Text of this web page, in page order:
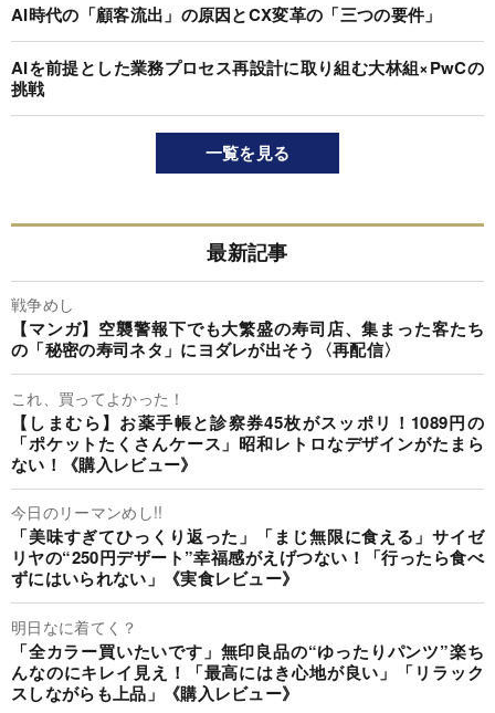
AI時代の「顧客流出」の原因とCX変革の「三つの要件」
AIを前提とした業務プロセス再設計に取り組む大林組×PwCの
挑戦
一覧を見る
最新記事
戦争めし
【マンガ】空襲警報下でも大繁盛の寿司店、集まった客たち
の「秘密の寿司ネタ」にヨダレが出そう〈再配信〉
これ、買ってよかった！
【しまむら】お薬手帳と診察券45枚がスッポリ！1089円の
「ポケットたくさんケース」昭和レトロなデザインがたまら
ない！《購入レビュー》
今日のリーマンめし!!
「美味すぎてひっくり返った」「まじ無限に食える」サイゼ
リヤの“250円デザート”幸福感がえげつない！「行ったら食べ
ずにはいられない」《実食レビュー》
明日なに着てく？
「全カラー買いたいです」無印良品の“ゆったりパンツ”楽ち
んなのにキレイ見え！「最高にはき心地が良い」「リラック
スしながらも上品」《購入レビュー》